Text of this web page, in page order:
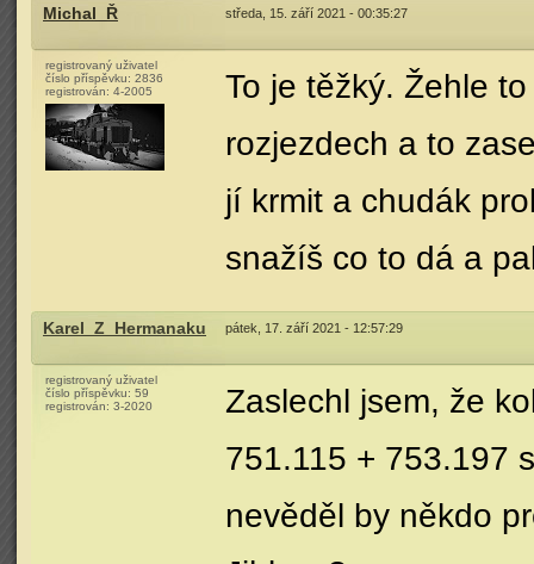
Michal_Ř středa, 15. září 2021 - 00:35:27
registrovaný uživatel
číslo příspěvku: 2836
registrován: 4-2005
To je těžký. Žehle
rozjezdech a to
jí krmit a chudák
snažíš co to dá a
Karel_Z_Hermanaku pátek, 17. září 2021 - 12:57:29
registrovaný uživatel
číslo příspěvku: 59
registrován: 3-2020
Zaslechl jsem, že
751.115 + 753.197
nevěděl by někdo